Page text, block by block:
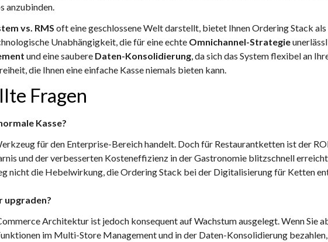
anzubinden.
vs. RMS oft eine geschlossene Welt darstellt, bietet Ihnen Ordering Stack als
Unabhängigkeit, die für eine echte Omnichannel-Strategie
und eine saubere Daten-Konsolidierung , da sich das System flexibel an
die Ihnen eine einfache Kasse niemals bieten kann.
Fragen
Kasse?
für den Enterprise-Bereich handelt. Doch für Restaurantketten ist der
und der verbesserten Kosteneffizienz in der Gastronomie blitzschnell
nicht die Hebelwirkung, die Ordering Stack bei der Digitalisierung für Ketten
upgraden?
Architektur ist jedoch konsequent auf Wachstum ausgelegt. Wenn Sie
im Multi-Store Management und in der Daten-Konsolidierung bezahlen,